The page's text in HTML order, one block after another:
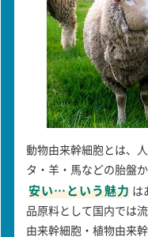
動物由来幹細胞とは、
タ・羊・馬などの胎盤
安い…という魅力 は
品原料として国内では
由来幹細胞・植物由来